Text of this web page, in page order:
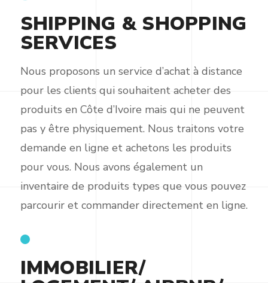
SHIPPING & SHOPPING
SERVICES
Nous proposons un service d’achat à distance
pour les clients qui souhaitent acheter des
produits en Côte d’Ivoire mais qui ne peuvent
pas y être physiquement. Nous traitons votre
demande en ligne et achetons les produits
pour vous. Nous avons également un
inventaire de produits types que vous pouvez
parcourir et commander directement en ligne.
IMMOBILIER/